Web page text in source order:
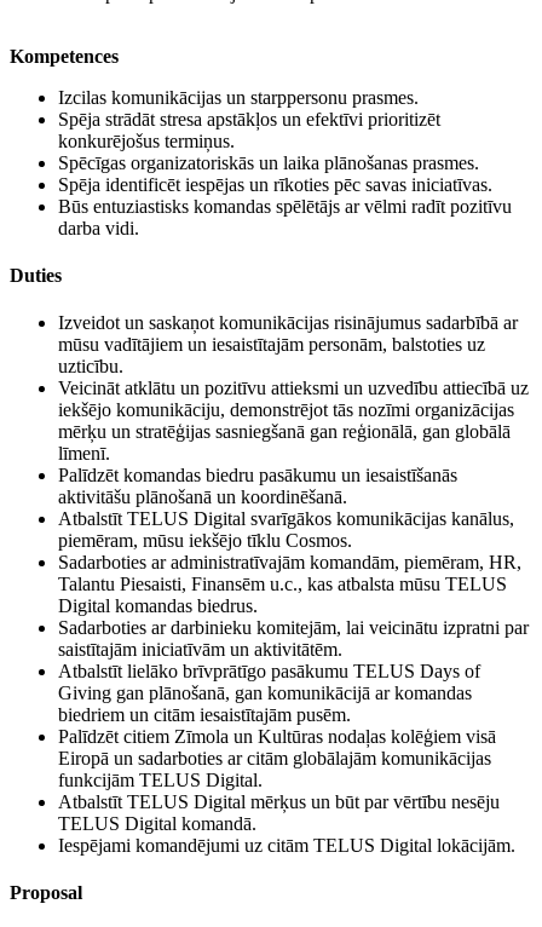
Kompetences
Izcilas komunikācijas un starppersonu prasmes.
Spēja strādāt stresa apstākļos un efektīvi prioritizēt
konkurējošus termiņus.
Spēcīgas organizatoriskās un laika plānošanas prasmes.
Spēja identificēt iespējas un rīkoties pēc savas iniciatīvas.
Būs entuziastisks komandas spēlētājs ar vēlmi radīt pozitīvu
darba vidi.
Duties
Izveidot un saskaņot komunikācijas risinājumus sadarbībā ar
mūsu vadītājiem un iesaistītajām personām, balstoties uz
uzticību.
Veicināt atklātu un pozitīvu attieksmi un uzvedību attiecībā uz
iekšējo komunikāciju, demonstrējot tās nozīmi organizācijas
mērķu un stratēģijas sasniegšanā gan reģionālā, gan globālā
līmenī.
Palīdzēt komandas biedru pasākumu un iesaistīšanās
aktivitāšu plānošanā un koordinēšanā.
Atbalstīt TELUS Digital svarīgākos komunikācijas kanālus,
piemēram, mūsu iekšējo tīklu Cosmos.
Sadarboties ar administratīvajām komandām, piemēram, HR,
Talantu Piesaisti, Finansēm u.c., kas atbalsta mūsu TELUS
Digital komandas biedrus.
Sadarboties ar darbinieku komitejām, lai veicinātu izpratni par
saistītajām iniciatīvām un aktivitātēm.
Atbalstīt lielāko brīvprātīgo pasākumu TELUS Days of
Giving gan plānošanā, gan komunikācijā ar komandas
biedriem un citām iesaistītajām pusēm.
Palīdzēt citiem Zīmola un Kultūras nodaļas kolēģiem visā
Eiropā un sadarboties ar citām globālajām komunikācijas
funkcijām TELUS Digital.
Atbalstīt TELUS Digital mērķus un būt par vērtību nesēju
TELUS Digital komandā.
Iespējami komandējumi uz citām TELUS Digital lokācijām.
Proposal